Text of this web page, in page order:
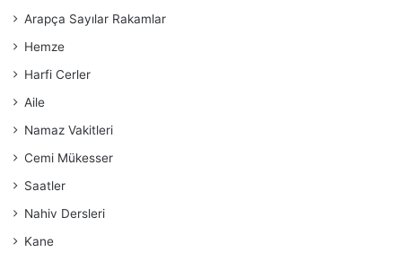
Arapça Sayılar Rakamlar
Hemze
Harfi Cerler
Aile
Namaz Vakitleri
Cemi Mükesser
Saatler
Nahiv Dersleri
Kane